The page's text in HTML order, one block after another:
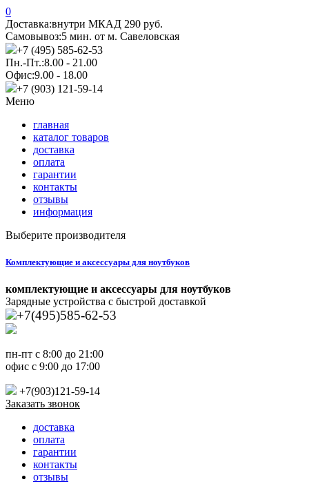
0
Доставка:внутри МКАД 290 руб.
Самовывоз:5 мин. от м. Савеловская
+7 (495) 585-62-53
Пн.-Пт.:8.00 - 21.00
Офис:9.00 - 18.00
+7 (903) 121-59-14
Меню
главная
каталог товаров
доставка
оплата
гарантии
контакты
отзывы
информация
Выберите производителя
Комплектующие и аксессуары для ноутбуков
комплектующие и аксессуары для ноутбуков
Зарядные устройства с быстрой доставкой
+7(495)585-62-53
пн-пт с 8:00 до 21:00
офис с 9:00 до 17:00
+7(903)121-59-14
Заказать звонок
доставка
оплата
гарантии
контакты
отзывы